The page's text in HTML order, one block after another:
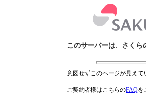
このサーバーは、さくら
意図せずこのページが見え
ご契約者様はこちらのFAQを